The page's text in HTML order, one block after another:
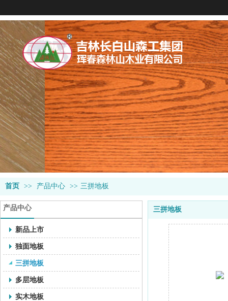
首页 >> 产品中心 >> 三拼地板
产品中心
新品上市
独面地板
三拼地板
多层地板
实木地板
三拼地板